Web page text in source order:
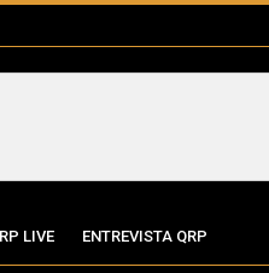
LIVE ENTREVISTA QRP